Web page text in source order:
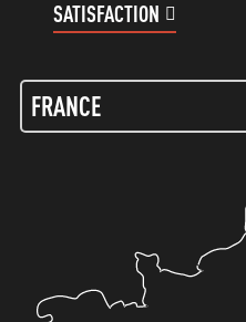
SATISFACTION